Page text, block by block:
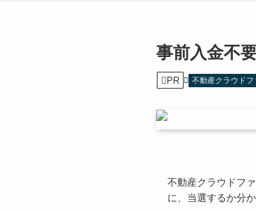
事前入金不
PR 不動産クラウド
不動産クラウドフ
に、当選するか分